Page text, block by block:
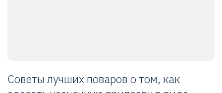
Советы лучших поваров о том, как